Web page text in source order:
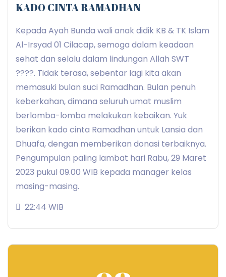
KADO CINTA RAMADHAN
Kepada Ayah Bunda wali anak didik KB & TK Islam
Al-Irsyad 01 Cilacap, semoga dalam keadaan
sehat dan selalu dalam lindungan Allah SWT
????. Tidak terasa, sebentar lagi kita akan
memasuki bulan suci Ramadhan. Bulan penuh
keberkahan, dimana seluruh umat muslim
berlomba-lomba melakukan kebaikan. Yuk
berikan kado cinta Ramadhan untuk Lansia dan
Dhuafa, dengan memberikan donasi terbaiknya.
Pengumpulan paling lambat hari Rabu, 29 Maret
2023 pukul 09.00 WIB kepada manager kelas
masing-masing.
22:44 WIB